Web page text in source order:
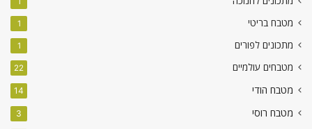
מטבח בריטי 1
מתכונים לפורים 1
מטבחים עולמיים 22
מטבח הודי 14
מטבח רוסי 3